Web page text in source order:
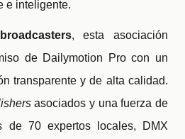
e inteligente.
, esta asociación
de Dailymotion Pro con un
transparente y de alta calidad.
asociados y una fuerza de
de 70 expertos locales, DMX